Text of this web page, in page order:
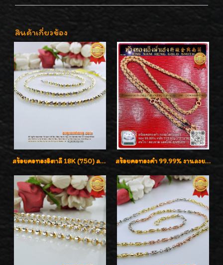
สินค้าเกี่ยวข้อง
สร้อยคอทองอิตาลี 18K (750) ลายสวยตัดเหลี่ยมคมชัด ใส่สวยน่ารักค่ะ สร้อยคอทองคำ 99.99% งานลงยาสุโขทัยแท้ งานช่างทองโบราณ หรูหรา น่าสะสมค่ะ